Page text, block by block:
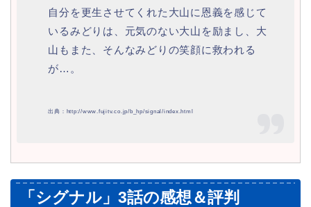
自分を更生させてくれた大山に恩義を感じて
いるみどりは、元気のない大山を励まし、大
山もまた、そんなみどりの笑顔に救われる
が…。
出典：http://www.fujitv.co.jp/b_hp/signal/index.html
「シグナル」3話の感想＆評判